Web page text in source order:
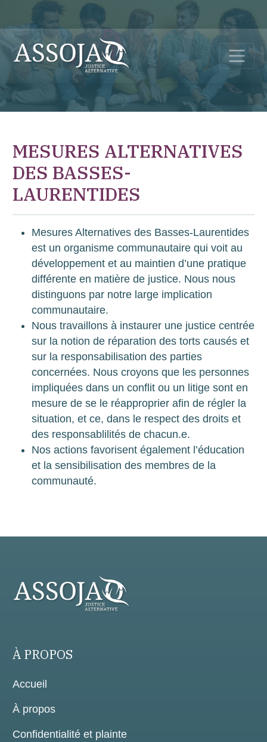
MESURES ALTERNATIVES
DES BASSES-
LAURENTIDES
Mesures Alternatives des Basses-Laurentides
est un organisme communautaire qui voit au
développement et au maintien d’une pratique
différente en matière de justice. Nous nous
distinguons par notre large implication
communautaire.
Nous travaillons à instaurer une justice centrée
sur la notion de réparation des torts causés et
sur la responsabilisation des parties
concernées. Nous croyons que les personnes
impliquées dans un conflit ou un litige sont en
mesure de se le réapproprier afin de régler la
situation, et ce, dans le respect des droits et
des responsablilités de chacun.e.
Nos actions favorisent également l’éducation
et la sensibilisation des membres de la
communauté.
À PROPOS
Accueil
À propos
Confidentialité et plainte